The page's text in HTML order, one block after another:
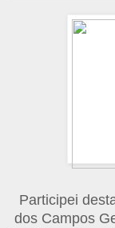
Participei
dos Campos